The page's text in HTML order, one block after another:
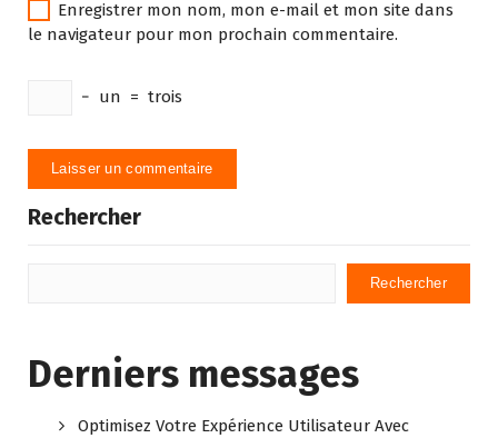
Enregistrer mon nom, mon e-mail et mon site dans
le navigateur pour mon prochain commentaire.
− un = trois
Rechercher
Rechercher
Derniers messages
Optimisez Votre Expérience Utilisateur Avec